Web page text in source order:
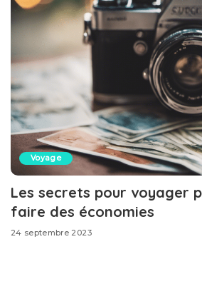
Voyage
Les secrets pour voyager
faire des économies
24 septembre 2023